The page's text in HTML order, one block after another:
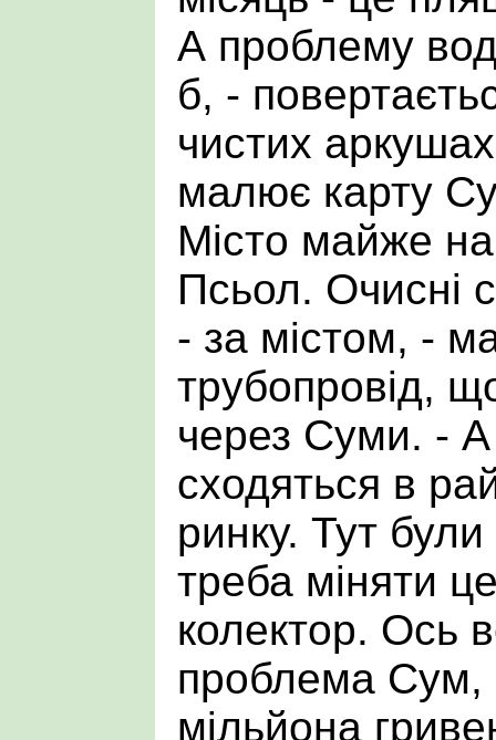
А проблему
б, -
чистих
малює карту
Місто майже
Псьол. Очисні
- за містом, -
трубопровід,
через Суми. - А
сходяться в
ринку. Тут були
треба міняти
колектор. Ось
проблема Сум,
мільйона